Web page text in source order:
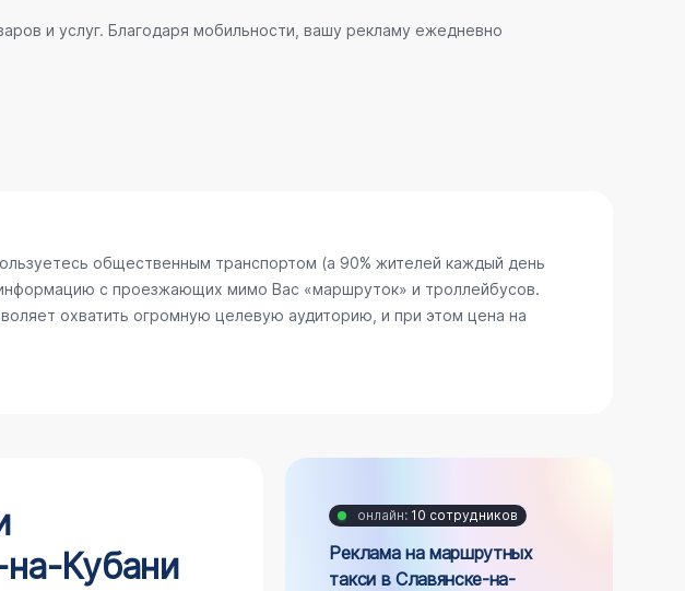
и услуг. Благодаря мобильности, вашу рекламу ежедневно
общественным транспортом (а 90% жителей каждый день
с проезжающих мимо Вас «маршруток» и троллейбусов.
охватить огромную целевую аудиторию, и при этом цена на
на-Кубани
онлайн: 10 сотрудников
Реклама на маршрутных
такси в Славянске-на-